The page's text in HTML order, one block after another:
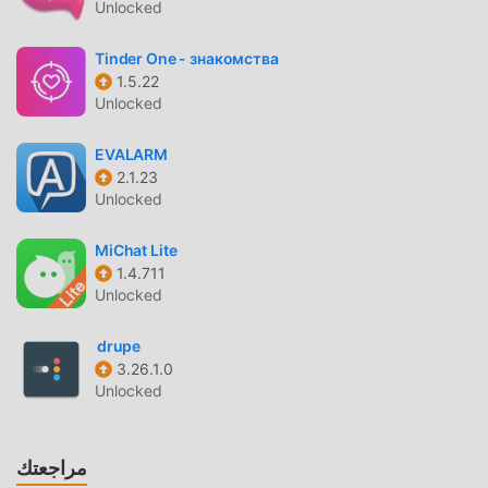
atypical bodies’” - PEOPLEFREE to Join! Why not try it
، فقد جذب عددًا كبيرًا من المستخدمين الذين يحبون
communication في جميع أنحاء العالم. إذا كنت ترغب في تنزيل هذا
التطبيق ، فإن moddroid هو خيارك الأفضل. لا يوفر لك moddroid
أحدث إصدار من Taiwan Dating 5.1.2 مجانًا ، ولكنه يوفر أيضًا
تعديلات Free مجانًا لمساعدتك في فتح جميع ميزات التطبيق مجانا.
يعد moddroid بأن جميع تعديلات Taiwan Dating لن تفرض على
المستخدمين أي رسوم ، وهي آمنة 100٪ ومتاحة ومجانية للتثبيت.
فقط قم بتنزيل عميل moddroid ، يمكنك تنزيل وتثبيت Taiwan
Taiwan Dating باعتباره تطبيقًا شائعًا communication ، جذبت
وظائفه القوية عددًا كبيرًا من المستخدمين. مقارنةً بالتطبيقات
Unlocked
Tinder One - знакомства
1.5.22
Unlocked
EVALARM
2.1.23
Unlocked
MiChat Lite
1.4.711
Unlocked
drupe
3.26.1.0
Unlocked
مراجعتك